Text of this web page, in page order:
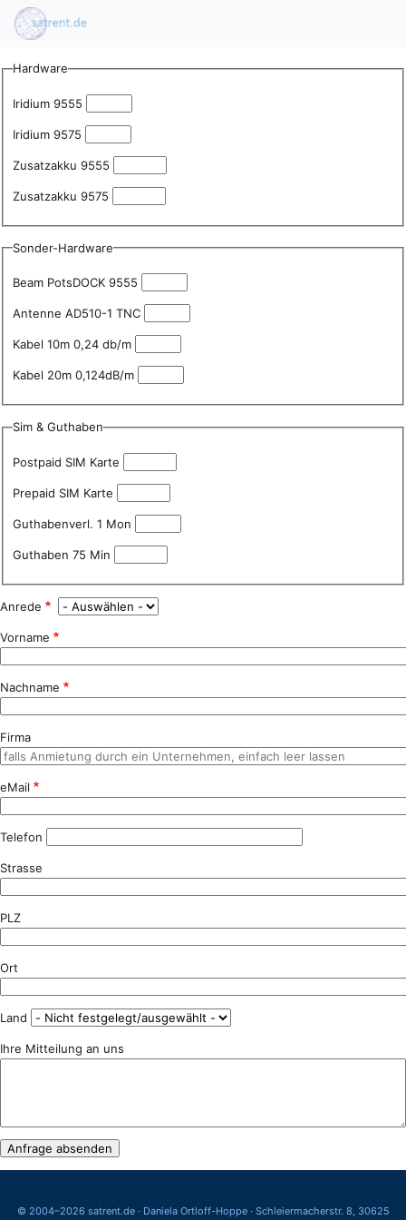
Hardware
Iridium 9555
Iridium 9575
Zusatzakku 9555
Zusatzakku 9575
Sonder-Hardware
Beam PotsDOCK 9555
Antenne AD510-1 TNC
Kabel 10m 0,24 db/m
Kabel 20m 0,124dB/m
Sim & Guthaben
Postpaid SIM Karte
Prepaid SIM Karte
Guthabenverl. 1 Mon
Guthaben 75 Min
Anrede
Vorname
Nachname
Firma
eMail
Telefon
Strasse
PLZ
Ort
Land
Ihre Mitteilung an uns
© 2004–2026 satrent.de · Daniela Ortloff-Hoppe · Schleiermacherstr. 8, 30625